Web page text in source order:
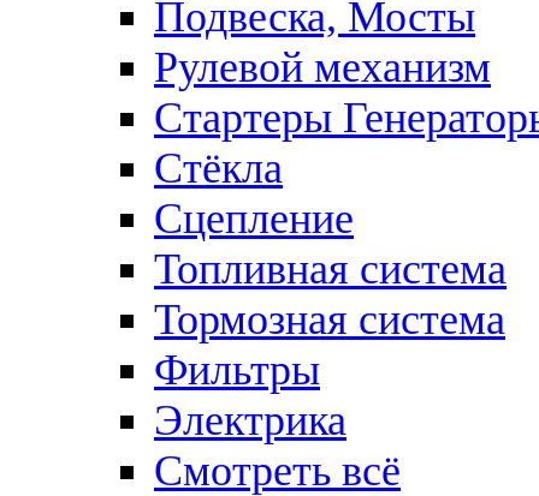
Подвеска, Мосты
Рулевой механизм
Стартеры
Стёкла
Сцепление
Топливная система
Тормозная система
Фильтры
Электрика
Смотреть всё